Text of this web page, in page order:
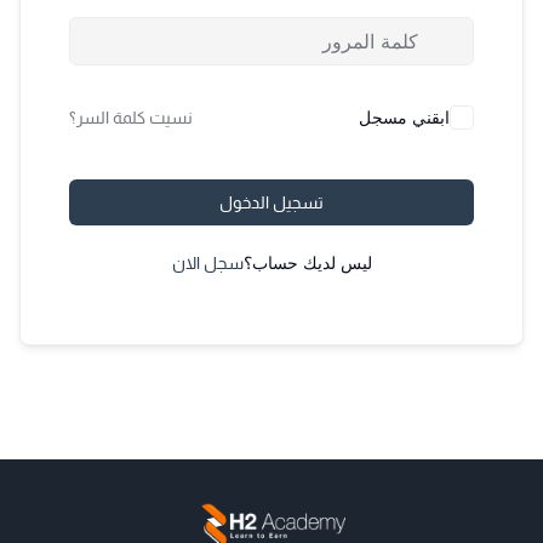
ابقني مسجل نسيت كلمة السر؟
تسجيل الدخول
ليس لديك حساب؟سجل الان